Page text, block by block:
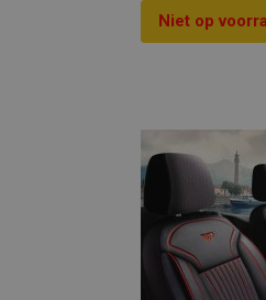
Niet op